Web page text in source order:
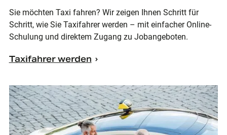
Sie möchten Taxi fahren? Wir zeigen Ihnen Schritt für
Schritt, wie Sie Taxifahrer werden – mit einfacher Online-
Schulung und direktem Zugang zu Jobangeboten.
Taxifahrer werden